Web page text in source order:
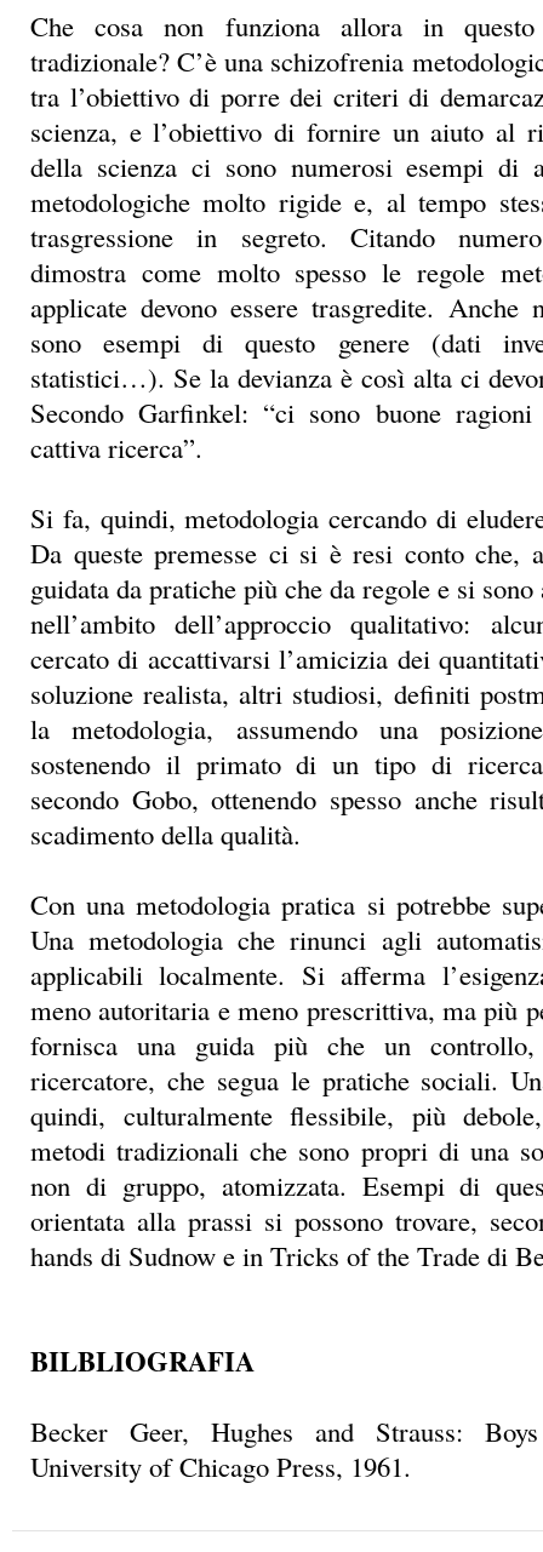
Che cosa non funziona allora in
tradizionale? C’è una schizofrenia
tra l’obiettivo di porre dei criteri di
scienza, e l’obiettivo di fornire un aiuto al
della scienza ci sono numerosi esempi di
metodologiche molto rigide e, al tempo
trasgressione in segreto. Citando
dimostra come molto spesso le regole
applicate devono essere trasgredite.
sono esempi di questo genere (dati
statistici…). Se la devianza è così alta ci
Secondo Garfinkel: “ci sono buone
cattiva ricerca”.
Si fa, quindi, metodologia cercando di
Da queste premesse ci si è resi conto che,
guidata da pratiche più che da regole e si
nell’ambito dell’approccio qualitativo:
cercato di accattivarsi l’amicizia dei
soluzione realista, altri studiosi, definiti
la metodologia, assumendo una
sostenendo il primato di un tipo di
secondo Gobo, ottenendo spesso anche
scadimento della qualità.
Con una metodologia pratica si potrebbe
Una metodologia che rinunci agli
applicabili localmente. Si afferma
meno autoritaria e meno prescrittiva, ma più
fornisca una guida più che un
ricercatore, che segua le pratiche sociali.
quindi, culturalmente flessibile, più
metodi tradizionali che sono propri di una
non di gruppo, atomizzata. Esempi di
orientata alla prassi si possono trovare,
hands di Sudnow e in Tricks of the Trade di
BILBLIOGRAFIA
Becker Geer, Hughes and Strauss:
University of Chicago Press, 1961.